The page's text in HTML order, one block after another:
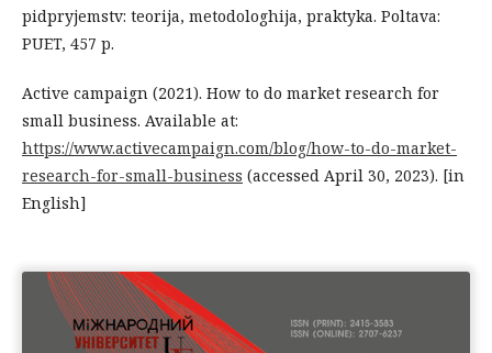
pidpryjemstv: teorija, metodologhija, praktyka. Poltava:
PUET, 457 p.
Active campaign (2021). How to do market research for
small business. Available at:
https://www.activecampaign.com/blog/how-to-do-market-
research-for-small-business (accessed April 30, 2023). [in
English]